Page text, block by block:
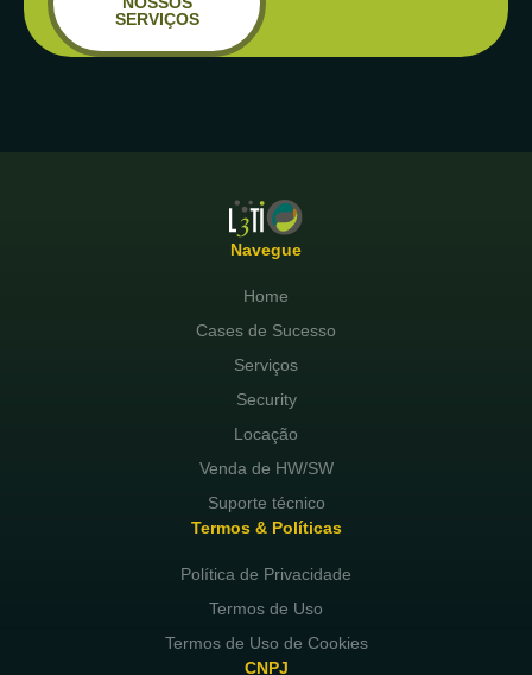
SERVIÇOS
Navegue
Home
Cases de Sucesso
Serviços
Security
Locação
Venda de HW/SW
Suporte técnico
Termos & Políticas
Política de Privacidade
Termos de Uso
Termos de Uso de Cookies
CNPJ